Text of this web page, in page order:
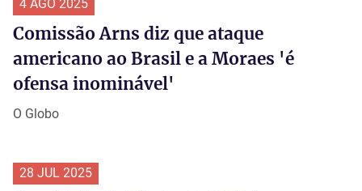
4 AGO 2025
Comissão Arns diz que ataque
americano ao Brasil e a Moraes 'é
ofensa inominável'
O Globo
28 JUL 2025